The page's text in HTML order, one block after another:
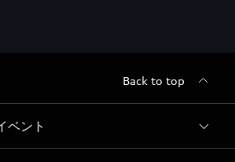
Back to top
ベント